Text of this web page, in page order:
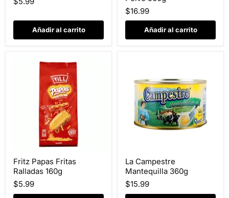
Kg
Añadir al carrito
en
Polvo
500g
$16.99
Añadir al carrito
Papas
Fritas
Ralladas
160g
Fritz Papas Fritas
Ralladas 160g
$5.99
Campestre
Mantequilla
360g
La Campestre
Mantequilla 360g
$15.99